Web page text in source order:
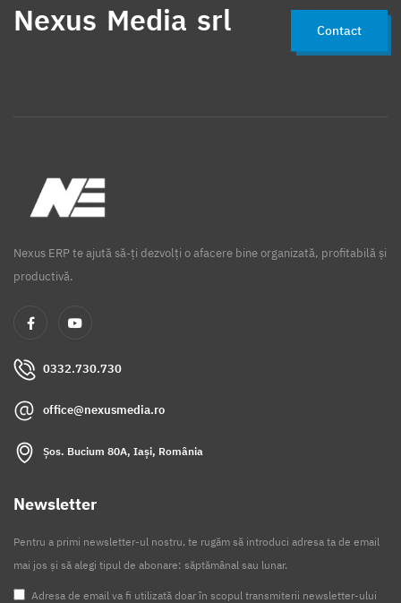
Nexus Media srl Contact
Nexus ERP te ajută să-ți dezvolți o afacere bine organizată, profitabilă și
productivă.
0332.730.730
office@nexusmedia.ro
Șos. Bucium 80A, Iași, România
Newsletter
Pentru a primi newsletter-ul nostru, te rugăm să introduci adresa ta de email
mai jos și să alegi tipul de abonare: săptămânal sau lunar.
Adresa de email va fi utilizată doar în scopul transmiterii newsletter-ului